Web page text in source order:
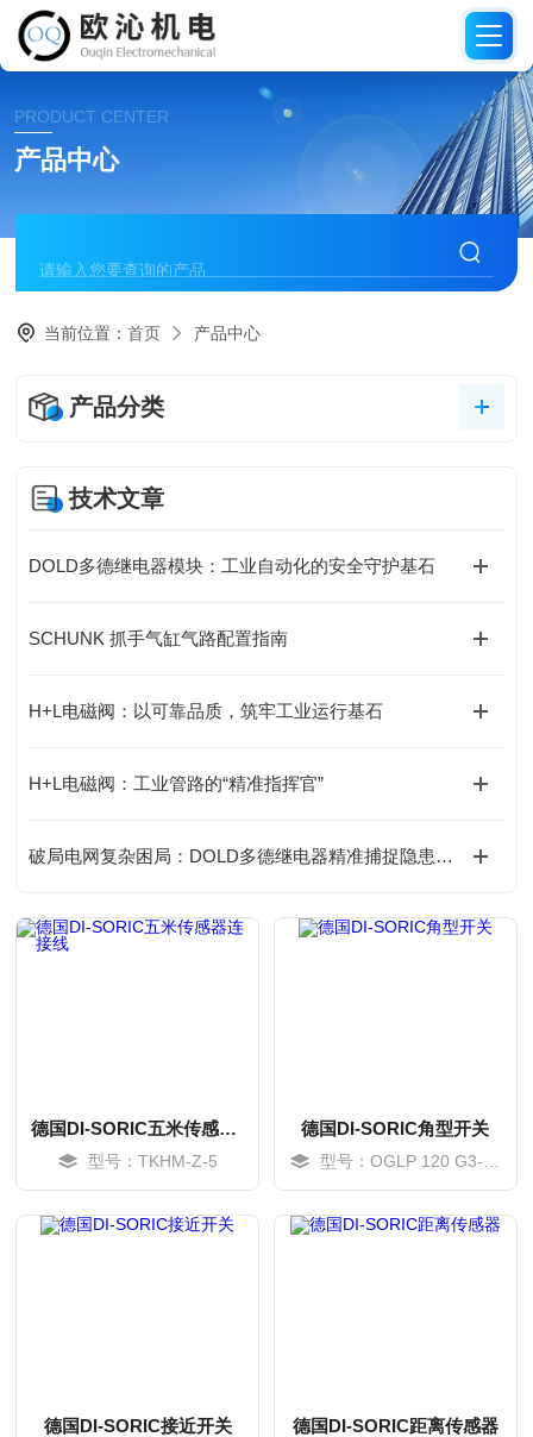
PRODUCT CENTER
产品中心
当前位置：首页 产品中心
产品分类
技术文章
DOLD多德继电器模块：工业自动化的安全守护基石
SCHUNK 抓手气缸气路配置指南
H+L电磁阀：以可靠品质，筑牢工业运行基石
H+L电磁阀：工业管路的“精准指挥官”
破局电网复杂困局：DOLD多德继电器精准捕捉隐患的底层逻辑
德国DI-SORIC五米传感器连接线
型号：TKHM-Z-5
德国DI-SORIC角型开关
型号：OGLP 120 G3-T3
德国DI-SORIC接近开关 德国DI-SORIC距离传感器